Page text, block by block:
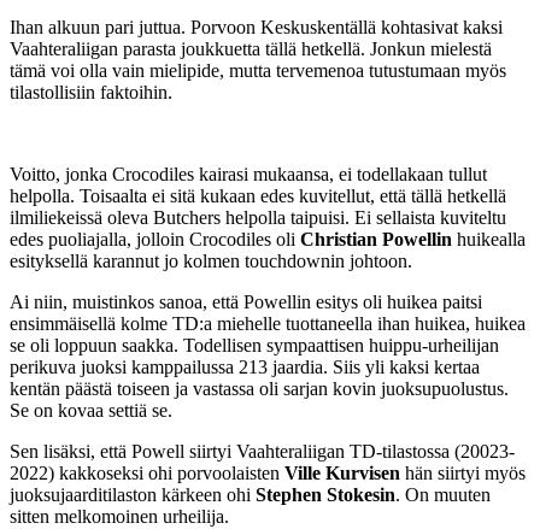
Ihan alkuun pari juttua. Porvoon Keskuskentällä kohtasivat kaksi
Vaahteraliigan parasta joukkuetta tällä hetkellä. Jonkun mielestä
tämä voi olla vain mielipide, mutta tervemenoa tutustumaan myös
tilastollisiin faktoihin.
Voitto, jonka Crocodiles kairasi mukaansa, ei todellakaan tullut
helpolla. Toisaalta ei sitä kukaan edes kuvitellut, että tällä hetkellä
ilmiliekeissä oleva Butchers helpolla taipuisi. Ei sellaista kuviteltu
edes puoliajalla, jolloin Crocodiles oli Christian Powellin huikealla
esityksellä karannut jo kolmen touchdownin johtoon.
Ai niin, muistinkos sanoa, että Powellin esitys oli huikea paitsi
ensimmäisellä kolme TD:a miehelle tuottaneella ihan huikea, huikea
se oli loppuun saakka. Todellisen sympaattisen huippu-urheilijan
perikuva juoksi kamppailussa 213 jaardia. Siis yli kaksi kertaa
kentän päästä toiseen ja vastassa oli sarjan kovin juoksupuolustus.
Se on kovaa settiä se.
Sen lisäksi, että Powell siirtyi Vaahteraliigan TD-tilastossa (20023-
2022) kakkoseksi ohi porvoolaisten Ville Kurvisen hän siirtyi myös
juoksujaarditilaston kärkeen ohi Stephen Stokesin. On muuten
sitten melkomoinen urheilija.